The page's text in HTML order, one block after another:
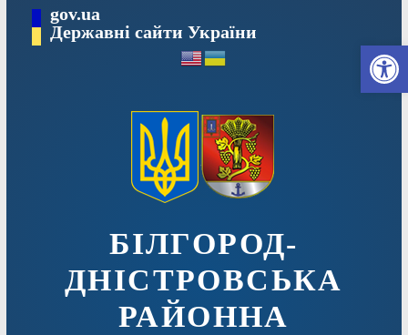
вмісту
gov.ua
Державні сайти України
БІЛГОРОД-
ДНІСТРОВСЬКА
РАЙОННА